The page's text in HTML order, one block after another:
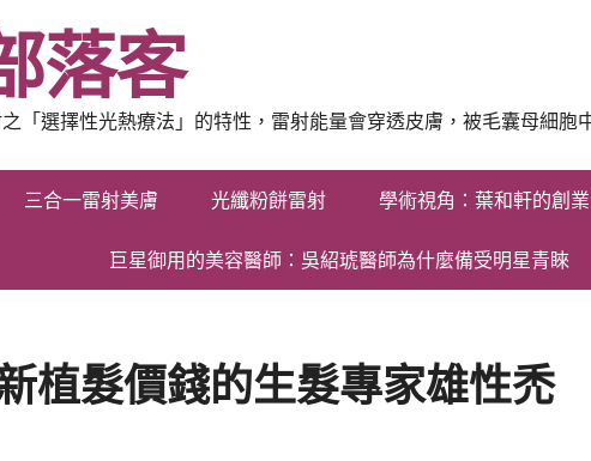
落客
「選擇性光熱療法」的特性，雷射能量會穿透皮膚，被毛囊母細胞
三合一雷射美膚 光纖粉餅雷射 學術視角：葉和軒的創
巨星御用的美容醫師：吳紹琥醫師為什麼備受明星青睞
植髮價錢的生髮專家雄性禿